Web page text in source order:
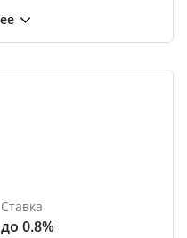
Ставка
до 0.8%